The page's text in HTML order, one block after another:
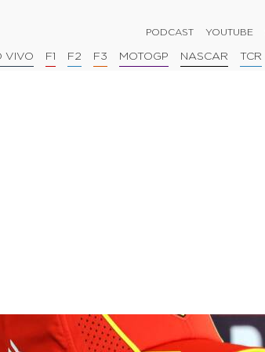
PODCAST YOUTUBE
VIVO F1 F2 F3 MOTOGP NASCAR TCR